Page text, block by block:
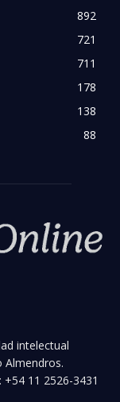
892
721
711
178
138
88
intelectual
Almendros.
11 2526-3431